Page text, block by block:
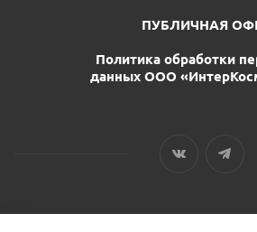
ПУБЛИЧНАЯ
Политика обработки
данных ООО